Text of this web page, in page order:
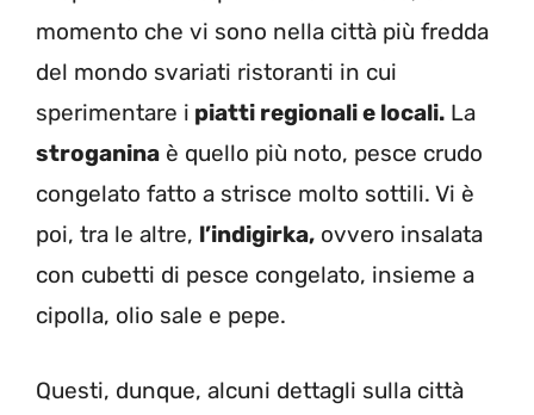
momento che vi sono nella città più fredda
del mondo svariati ristoranti in cui
sperimentare i piatti regionali e locali. La
stroganina è quello più noto, pesce crudo
congelato fatto a strisce molto sottili. Vi è
poi, tra le altre, l’indigirka, ovvero insalata
con cubetti di pesce congelato, insieme a
cipolla, olio sale e pepe.
Questi, dunque, alcuni dettagli sulla città